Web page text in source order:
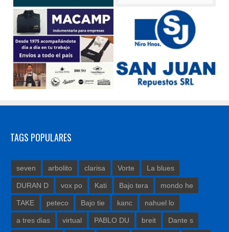
DURAN D vox po Kati Bajo tera mondo he
TAKE peteco Bajo tie kanc nahuel lo
a tres dias virtual PABLO DU breit Dante s
Mauricio day Raton Clipper Cristian rod a la iz